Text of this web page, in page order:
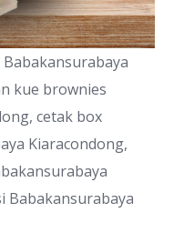
kue brownies
cetak box
Kiaracondong,
Babakansurabaya